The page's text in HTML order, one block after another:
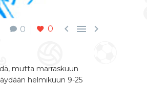
0 0   
mutta marraskuun
helmikuun 9-25